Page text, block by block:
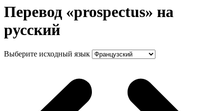
Перевод «prospectus» на
русский
Выберите исходный язык